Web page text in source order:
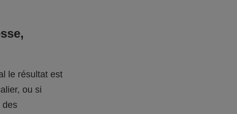
le résultat est
ou si
des